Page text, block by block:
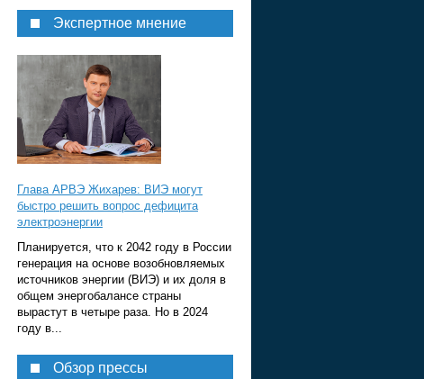
Экспертное мнение
Глава АРВЭ Жихарев: ВИЭ могут
быстро решить вопрос дефицита
электроэнергии
Планируется, что к 2042 году в России
генерация на основе возобновляемых
источников энергии (ВИЭ) и их доля в
общем энергобалансе страны
вырастут в четыре раза. Но в 2024
году в...
Обзор прессы